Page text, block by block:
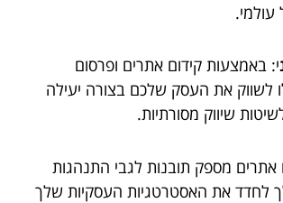
י: באמצעות קידום אתרים ופרסום
לשווק את העסק שלכם בצורה יעילה
שיווק מסורתיות.
אתרים מספק תובנות לגבי התנהגות
לחדד את האסטרטגיות העסקיות שלך